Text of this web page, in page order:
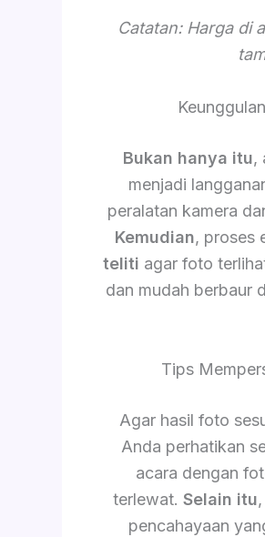
Catatan: Harga di
Bukan hanya itu,
menjadi
peralatan kamera
Kemudian, proses
teliti agar foto
dan mudah berbaur
Tips
Agar hasil foto
Anda perhatikan
acara dengan
terlewat. Selain itu
pencahayaan